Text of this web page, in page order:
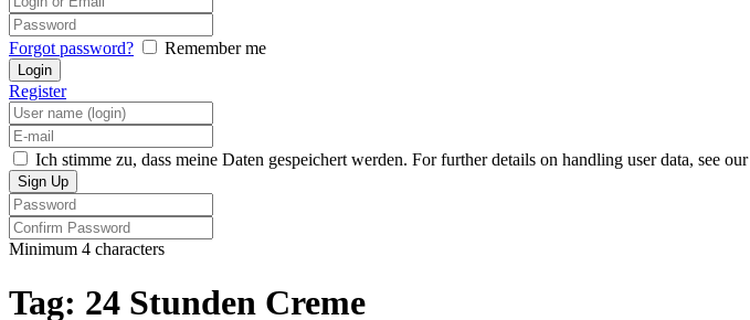
Forgot password? Remember me
Register
Ich stimme zu, dass meine Daten gespeichert werden. For further details on handling user data, see our
Minimum 4 characters
Tag: 24 Stunden Creme